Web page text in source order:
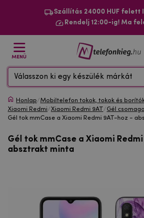
Szállítás 24000 HUF felett
Rendelj 12:00-ig! Ma
MENÜ
Válasszon ki egy készülék márkát
Honlap/Mobiltelefon tokok, tokok és
Xiaomi Redmi/Xiaomi Redmi 9AT/Gél
Gél tok mmCase a Xiaomi Redmi 9AT-hoz -
Gél tok mmCase a Xiaomi
absztrakt minta